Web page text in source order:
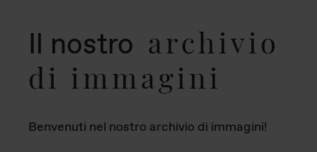
Il nostro archivio
di immagini
Benvenuti nel nostro archivio di immagini!